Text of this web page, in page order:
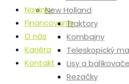
Novinky
Financovanie
O nás
Kariéra
Kontakt
New Holland
Traktory
Kombajny
Teleskopický
Lisy a balíkovače
Rezačky